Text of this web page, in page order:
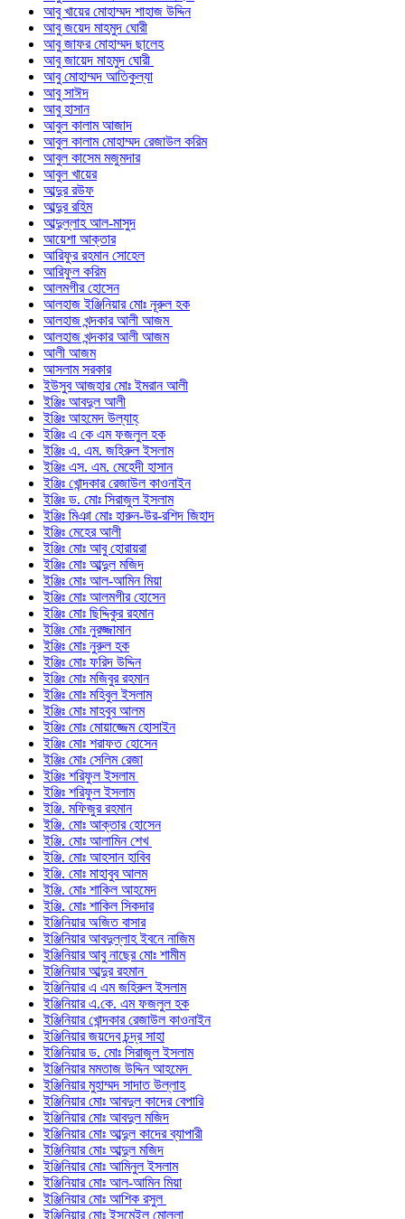
আবু খায়ের মোহাম্মদ শাহাজ উদ্দিন
আবু জয়েদ মাহমুদ ঘোরী
আবু জাফর মোহাম্মদ ছালেহ
আবু জায়েদ মাহমুদ ঘোরী
আবু মোহাম্মদ আতিকুল্যা
আবু সাঈদ
আবু হাসান
আবুল কালাম আজাদ
আবুল কালাম মোহাম্মদ রেজাউল করিম
আবুল কাসেম মজুমদার
আবুল খায়ের
আব্দুর রউফ
আব্দুর রহিম
আব্দুল্লাহ আল-মাসুদ
আয়েশা আক্তার
আরিফুর রহমান সোহেল
আরিফুল করিম
আলমগীর হোসেন
আলহাজ ইঞ্জিনিয়ার মোঃ নূরুল হক
আলহাজ খন্দকার আলী আজম
আলহাজ খন্দকার আলী আজম
আলী আজম
আসলাম সরকার
ইউসুব আজহার মোঃ ইমরান আলী
ইঞ্জিঃ আবদুল আলী
ইঞ্জিঃ আহমেদ উল্যাহ্
ইঞ্জিঃ এ কে এম ফজলুল হক
ইঞ্জিঃ এ. এম. জহিরুল ইসলাম
ইঞ্জিঃ এস. এম. মেহেদী হাসান
ইঞ্জিঃ খোন্দকার রেজাউল কাওনাইন
ইঞ্জিঃ ড. মোঃ সিরাজুল ইসলাম
ইঞ্জিঃ মিঞা মোঃ হারুন-উর-রশিদ জিহাদ
ইঞ্জিঃ মেহের আলী
ইঞ্জিঃ মোঃ আবু হোরায়রা
ইঞ্জিঃ মোঃ আব্দুল মজিদ
ইঞ্জিঃ মোঃ আল-আমিন মিয়া
ইঞ্জিঃ মোঃ আলমগীর হোসেন
ইঞ্জিঃ মোঃ ছিদ্দিকুর রহমান
ইঞ্জিঃ মোঃ নুরজ্জামান
ইঞ্জিঃ মোঃ নুরুল হক
ইঞ্জিঃ মোঃ ফরিদ উদ্দিন
ইঞ্জিঃ মোঃ মজিবুর রহমান
ইঞ্জিঃ মোঃ মহিবুল ইসলাম
ইঞ্জিঃ মোঃ মাহবুব আলম
ইঞ্জিঃ মোঃ মোয়াজ্জেম হোসাইন
ইঞ্জিঃ মোঃ শরাফত হোসেন
ইঞ্জিঃ মোঃ সেলিম রেজা
ইঞ্জিঃ শরিফুল ইসলাম
ইঞ্জিঃ শরিফুল ইসলাম
ইঞ্জি. মফিজুর রহমান
ইঞ্জি. মোঃ আক্তার হোসেন
ইঞ্জি. মোঃ আলামিন শেখ
ইঞ্জি. মোঃ আহসান হাবিব
ইঞ্জি. মোঃ মাহাবুব আলম
ইঞ্জি. মোঃ শাকিল আহমেদ
ইঞ্জি. মোঃ শাকিল সিকদার
ইঞ্জিনিয়ার অজিত বাসার
ইঞ্জিনিয়ার আবদুল্লাহ ইবনে নাজিম
ইঞ্জিনিয়ার আবু নাছের মোঃ শামীম
ইঞ্জিনিয়ার আব্দুর রহমান
ইঞ্জিনিয়ার এ এম জহিরুল ইসলাম
ইঞ্জিনিয়ার এ.কে. এম ফজলুল হক
ইঞ্জিনিয়ার খোন্দকার রেজাউল কাওনাইন
ইঞ্জিনিয়ার জয়দেব চন্দ্র সাহা
ইঞ্জিনিয়ার ড. মোঃ সিরাজুল ইসলাম
ইঞ্জিনিয়ার মমতাজ উদ্দিন আহমেদ
ইঞ্জিনিয়ার মুহাম্মদ সাদাত উল্লাহ
ইঞ্জিনিয়ার মোঃ আবদুল কাদের বেপারি
ইঞ্জিনিয়ার মোঃ আবদুল মজিদ
ইঞ্জিনিয়ার মোঃ আব্দুল কাদের ব্যাপারী
ইঞ্জিনিয়ার মোঃ আব্দুল মজিদ
ইঞ্জিনিয়ার মোঃ আমিনুল ইসলাম
ইঞ্জিনিয়ার মোঃ আল-আমিন মিয়া
ইঞ্জিনিয়ার মোঃ আশিক রসুল
ইঞ্জিনিয়ার মোঃ ইসমেইল মোল্লা